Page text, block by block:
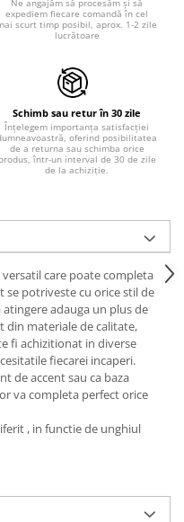
Ne angajăm să procesăm și să
expediem fiecare comandă în cel
scurt timp posibil, aprox. 1-2 zile
lucrătoare
Schimb sau retur în 30 zile
Înțelegem importanța satisfacției
oferind posibilitatea
de a returna sau schimba orice
produs, într-un interval de 30 de zile
de la achiziție.
care poate completa
se potriveste cu orice stil de
adauga un plus de
din materiale de calitate,
fi achizitionat in diverse
fiecarei incaperi.
de accent sau ca baza
va completa perfect orice
, in functie de unghiul